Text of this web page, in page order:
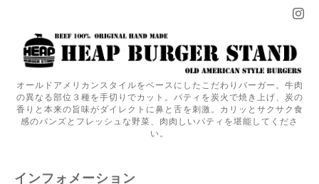
オールドアメリカンスタイルをベースにしたこだわりバーガー。牛肉
の異なる部位３種を手切りでカット。パティを炭火で焼き上げ、炭の
香りと本来の旨味がダイレクトに鼻と舌を刺激。カリッとサクサク食
感のバンズとフレッシュな野菜、肉肉しいパティを堪能してくださ
い。
インフォメーション